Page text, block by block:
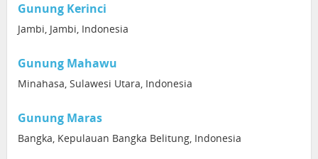
Gunung Kerinci
Jambi, Jambi, Indonesia
Gunung Mahawu
Minahasa, Sulawesi Utara, Indonesia
Gunung Maras
Bangka, Kepulauan Bangka Belitung, Indonesia